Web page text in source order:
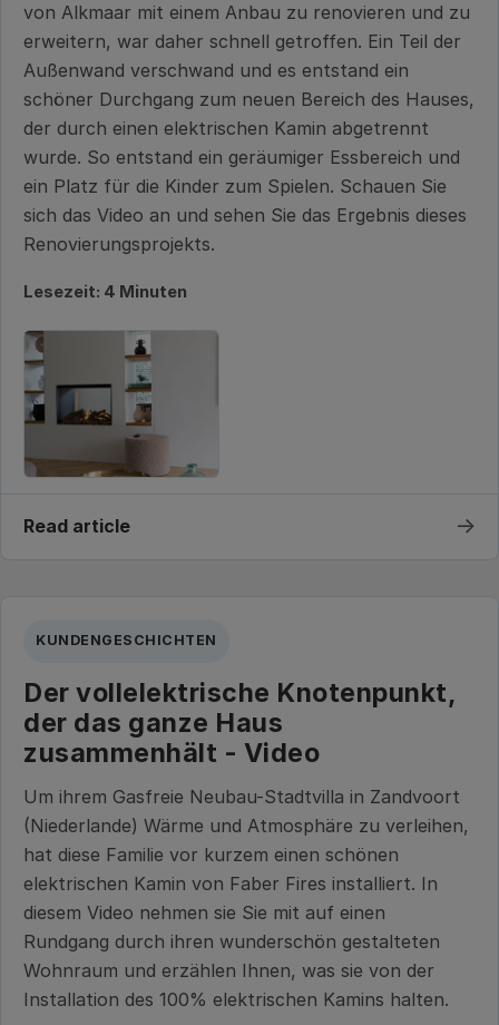
von Alkmaar mit einem Anbau zu renovieren und zu
erweitern, war daher schnell getroffen. Ein Teil der
Außenwand verschwand und es entstand ein
schöner Durchgang zum neuen Bereich des Hauses,
der durch einen elektrischen Kamin abgetrennt
wurde. So entstand ein geräumiger Essbereich und
ein Platz für die Kinder zum Spielen. Schauen Sie
sich das Video an und sehen Sie das Ergebnis dieses
Renovierungsprojekts.
Lesezeit: 4 Minuten
Read article →
KUNDENGESCHICHTEN
Der vollelektrische Knotenpunkt,
der das ganze Haus
zusammenhält - Video
Um ihrem Gasfreie Neubau-Stadtvilla in Zandvoort
(Niederlande) Wärme und Atmosphäre zu verleihen,
hat diese Familie vor kurzem einen schönen
elektrischen Kamin von Faber Fires installiert. In
diesem Video nehmen sie Sie mit auf einen
Rundgang durch ihren wunderschön gestalteten
Wohnraum und erzählen Ihnen, was sie von der
Installation des 100% elektrischen Kamins halten.